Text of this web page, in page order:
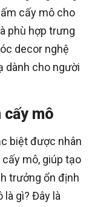
cấy mô cho
phù hợp trưng
decor nghệ
dành cho người
cấy mô
biệt được nhân
mô, giúp tạo
trưởng ổn định
là gì? Đây là